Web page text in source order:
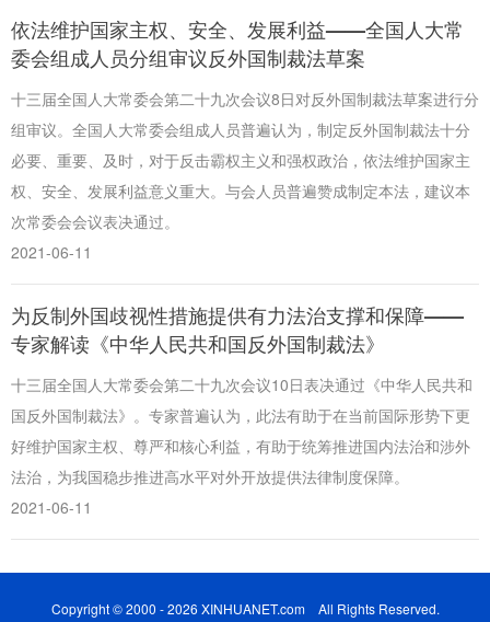
依法维护国家主权、安全、发展利益——全国人大常
委会组成人员分组审议反外国制裁法草案
十三届全国人大常委会第二十九次会议8日对反外国制裁法草案进行分
组审议。全国人大常委会组成人员普遍认为，制定反外国制裁法十分
必要、重要、及时，对于反击霸权主义和强权政治，依法维护国家主
权、安全、发展利益意义重大。与会人员普遍赞成制定本法，建议本
次常委会会议表决通过。
2021-06-11
为反制外国歧视性措施提供有力法治支撑和保障——
专家解读《中华人民共和国反外国制裁法》
十三届全国人大常委会第二十九次会议10日表决通过《中华人民共和
国反外国制裁法》。专家普遍认为，此法有助于在当前国际形势下更
好维护国家主权、尊严和核心利益，有助于统筹推进国内法治和涉外
法治，为我国稳步推进高水平对外开放提供法律制度保障。
2021-06-11
Copyright © 2000 - 2026 XINHUANET.com All Rights Reserved.